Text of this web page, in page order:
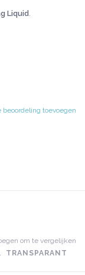
Liquid.
beoordeling toevoegen
om te vergelijken
﹒ TRANSPARANT